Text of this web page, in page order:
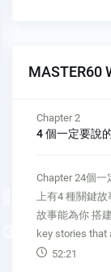
MASTER60
Previous
Chapter 2
4 個一定要說
Chapter 24個
上有4 種關鍵
故事能為你 搭
key stories that
52:21